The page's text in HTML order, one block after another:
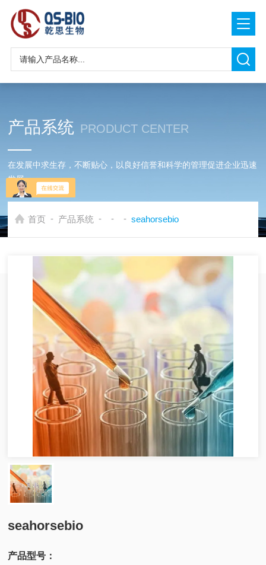
产品系统 PRODUCT CENTER
在发展中求生存，不断贴心，以良好信誉和科学的管理促进企业迅速
发展
首页 - 产品系统 - - - seahorsebio
seahorsebio
产品型号：